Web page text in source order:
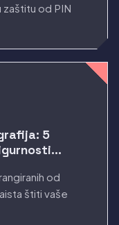
zaštitu od PIN
5
od
štiti vaše